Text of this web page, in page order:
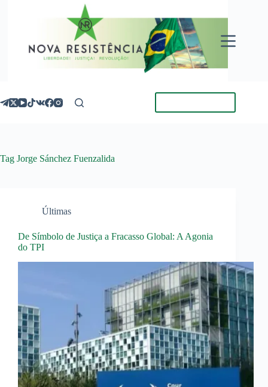
Tag Jorge Sánchez Fuenzalida
Últimas
De Símbolo de Justiça a Fracasso Global: A Agonia
do TPI